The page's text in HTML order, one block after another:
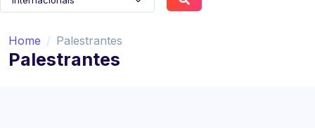
Home Palestrantes
Palestrantes